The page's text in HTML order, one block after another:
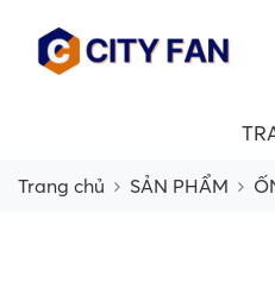
Trang chủ SẢN PHẨM